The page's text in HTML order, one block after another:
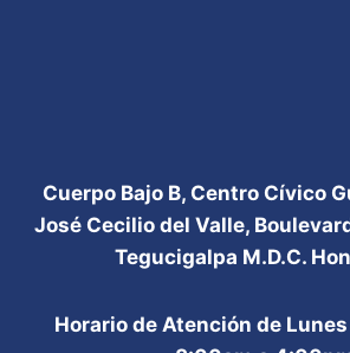
Cuerpo Bajo B, Centro Cívico
José Cecilio del Valle,
Tegucigalpa M.D.C.
Horario de Atención de